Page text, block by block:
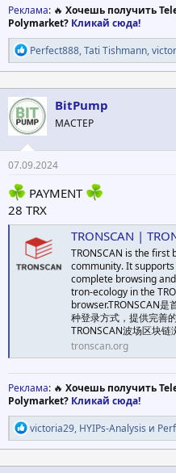
Реклама: 🔥 Хочешь получить
Polymarket? Кликай сюда!
Р
е
а
к
ц
и
и
:
Perfect888,Tati Tishmann,
BitPump
МАСТЕР
07.09.2024
PAYMENT
28 TRX
TRONSCAN |
TRONSCAN is the
community. It
complete browsing
tron-ecology in the
browser.TRONSCAN是
种登录方式，提供完善
TRONSCAN波场区块链
tronscan.org
Реклама: 🔥 Хочешь получить
Polymarket? Кликай сюда!
Р
е
а
к
victoria29, HYIPs-Analysis и